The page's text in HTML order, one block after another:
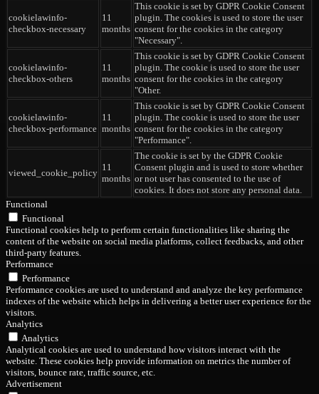
cookielawinfo-
checkbox-necessary
11
months
This cookie is set by GDPR Cookie Consent
plugin. The cookies is used to store the user
consent for the cookies in the category
"Necessary".
cookielawinfo-
checkbox-others
11
months
This cookie is set by GDPR Cookie Consent
plugin. The cookie is used to store the user
consent for the cookies in the category
"Other.
cookielawinfo-
checkbox-performance
11
months
This cookie is set by GDPR Cookie Consent
plugin. The cookie is used to store the user
consent for the cookies in the category
"Performance".
viewed_cookie_policy
11
months
The cookie is set by the GDPR Cookie
Consent plugin and is used to store whether
or not user has consented to the use of
cookies. It does not store any personal data.
Functional
Functional
Functional cookies help to perform certain functionalities like sharing the
content of the website on social media platforms, collect feedbacks, and other
third-party features.
Performance
Performance
Performance cookies are used to understand and analyze the key performance
indexes of the website which helps in delivering a better user experience for the
visitors.
Analytics
Analytics
Analytical cookies are used to understand how visitors interact with the
website. These cookies help provide information on metrics the number of
visitors, bounce rate, traffic source, etc.
Advertisement